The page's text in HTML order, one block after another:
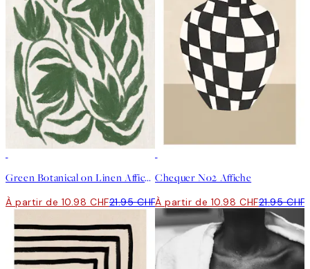
Green Botanical on Linen Affiche
À partir de 10.98 CHF21.95 CHF
Chequer No2 Affiche
À partir de 10.98 CHF21.95 CHF